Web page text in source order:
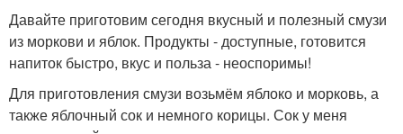
Давайте приготовим сегодня вкусный и полезный смузи
из моркови и яблок. Продукты - доступные, готовится
напиток быстро, вкус и польза - неоспоримы!
Для приготовления смузи возьмём яблоко и морковь, а
также яблочный сок и немного корицы. Сок у меня